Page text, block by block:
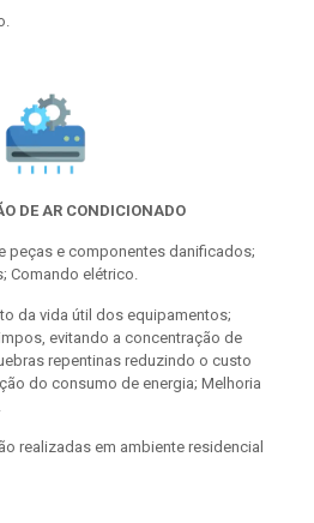
DE AR CONDICIONADO
peças e componentes danificados;
Comando elétrico.
da vida útil dos equipamentos;
evitando a concentração de
repentinas reduzindo o custo
do consumo de energia; Melhoria
realizadas em ambiente residencial